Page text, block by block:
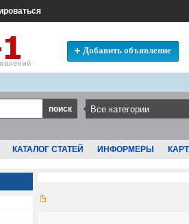
Добавить объявление
КАТАЛОГ СТАТЕЙ ИНФОРМЕРЫ